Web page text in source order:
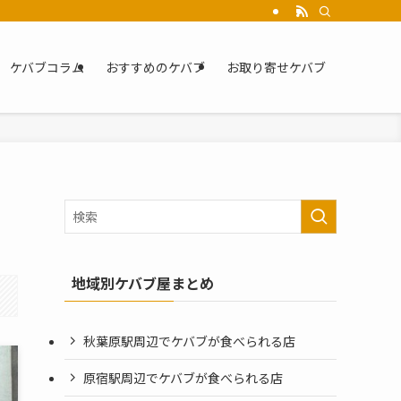
ケバブコラム おすすめのケバブ お取り寄せケバブ
地域別ケバブ屋まとめ
秋葉原駅周辺でケバブが食べられる店
原宿駅周辺でケバブが食べられる店